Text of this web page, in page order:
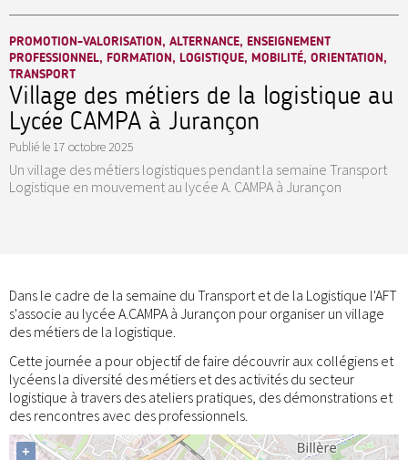
PROMOTION-VALORISATION, ALTERNANCE, ENSEIGNEMENT
PROFESSIONNEL, FORMATION, LOGISTIQUE, MOBILITÉ, ORIENTATION,
TRANSPORT
Village des métiers de la logistique au
Lycée CAMPA à Jurançon
Publié le 17 octobre 2025
Un village des métiers logistiques pendant la semaine Transport
Logistique en mouvement au lycée A. CAMPA à Jurançon
Dans le cadre de la semaine du Transport et de la Logistique l'AFT
s'associe au lycée A.CAMPA à Jurançon pour organiser un village
des métiers de la logistique.
Cette journée a pour objectif de faire découvrir aux collégiens et
lycéens la diversité des métiers et des activités du secteur
logistique à travers des ateliers pratiques, des démonstrations et
des rencontres avec des professionnels.
+